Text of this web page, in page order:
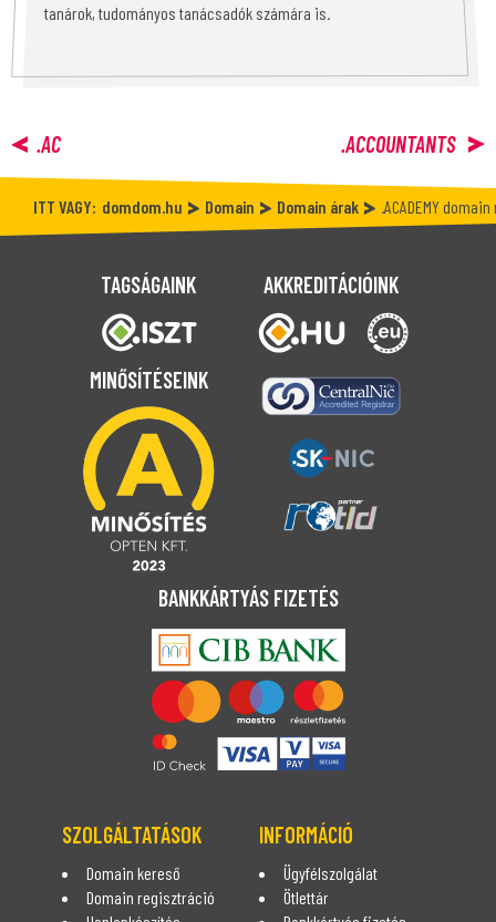
tanárok, tudományos tanácsadók számára is.
.AC .ACCOUNTANTS
ITT VAGY: domdom.hu Domain Domain árak .ACADEMY
TAGSÁGAINK
MINŐSÍTÉSEINK
AKKREDITÁCIÓINK
BANKKÁRTYÁS FIZETÉS
SZOLGÁLTATÁSOK
Domain kereső
Domain regisztráció
INFORMÁCIÓ
Ügyfélszolgálat
Ötlettár